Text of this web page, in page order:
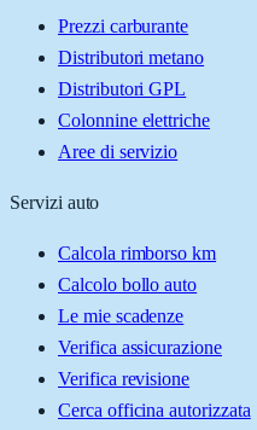
Prezzi carburante
Distributori metano
Distributori GPL
Colonnine elettriche
Aree di servizio
Servizi auto
Calcola rimborso km
Calcolo bollo auto
Le mie scadenze
Verifica assicurazione
Verifica revisione
Cerca officina autorizzata